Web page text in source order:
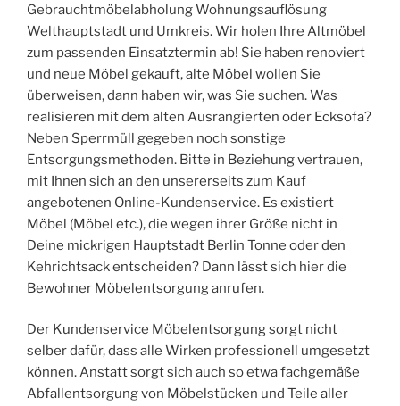
Gebrauchtmöbelabholung Wohnungsauflösung
Welthauptstadt und Umkreis. Wir holen Ihre Altmöbel
zum passenden Einsatztermin ab! Sie haben renoviert
und neue Möbel gekauft, alte Möbel wollen Sie
überweisen, dann haben wir, was Sie suchen. Was
realisieren mit dem alten Ausrangierten oder Ecksofa?
Neben Sperrmüll gegeben noch sonstige
Entsorgungsmethoden. Bitte in Beziehung vertrauen,
mit Ihnen sich an den unsererseits zum Kauf
angebotenen Online-Kundenservice. Es existiert
Möbel (Möbel etc.), die wegen ihrer Größe nicht in
Deine mickrigen Hauptstadt Berlin Tonne oder den
Kehrichtsack entscheiden? Dann lässt sich hier die
Bewohner Möbelentsorgung anrufen.
Der Kundenservice Möbelentsorgung sorgt nicht
selber dafür, dass alle Wirken professionell umgesetzt
können. Anstatt sorgt sich auch so etwa fachgemäße
Abfallentsorgung von Möbelstücken und Teile aller